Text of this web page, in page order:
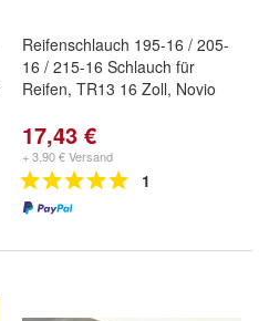
Reifenschlauch 195-16 / 205-
16 / 215-16 Schlauch für
Reifen, TR13 16 Zoll, Novio
17,43 €
+ 3,90 € Versand
1